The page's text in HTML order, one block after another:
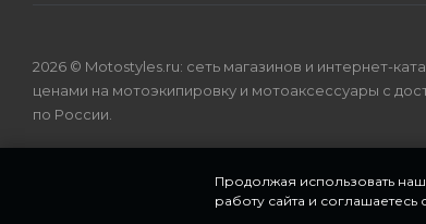
2026 © Motostyles.ru: сеть магазинов и интернет-
ценами на мотоэкипировку и мотоаксессуары с
по России.
Продолжая использовать
работу сайта и соглашаетесь